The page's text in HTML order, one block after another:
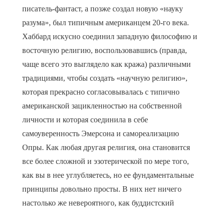
писатель-фантаст, а позже создал новую «науку
разума», был типичным американцем 20-го века.
Хаббард искусно соединил западную философию и
восточную религию, воспользовавшись (правда,
чаще всего это выглядело как кража) различными
традициями, чтобы создать «научную религию»,
которая прекрасно согласовывалась с типично
американской зацикленностью на собственной
личности и которая соединила в себе
самоуверенность Эмерсона и самореализацию
Опры. Как любая другая религия, она становится
все более сложной и эзотерической по мере того,
как вы в нее углубляетесь, но ее фундаментальные
принципы довольно просты. В них нет ничего
настолько же невероятного, как буддистский